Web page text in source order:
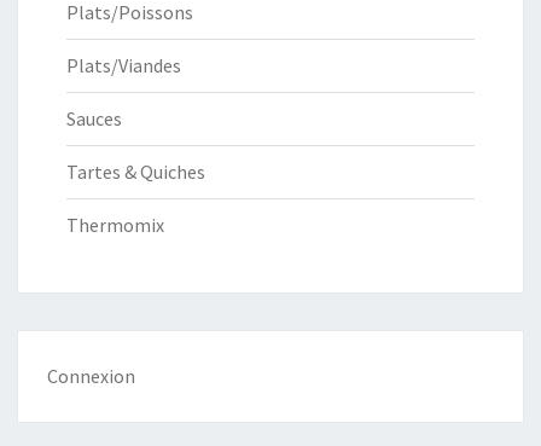
Plats/Poissons
Plats/Viandes
Sauces
Tartes & Quiches
Thermomix
Connexion